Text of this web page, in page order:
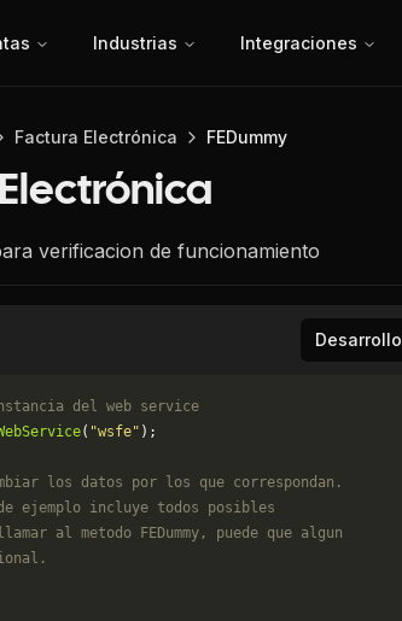
Industrias Integraciones
Factura Electrónica FEDummy
verificacion de funcionamiento
Desarrollo
del web service
( "wsfe" );
los datos por los que correspondan.
ejemplo incluye todos posibles
al metodo FEDummy, puede que algun